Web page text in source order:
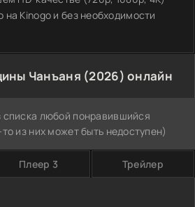
Kinogo и без необходимости
Чанъаня (2026) онлайн
списка любой понравившийся
из них может быть недоступен)
Плеер 3 Трейлер